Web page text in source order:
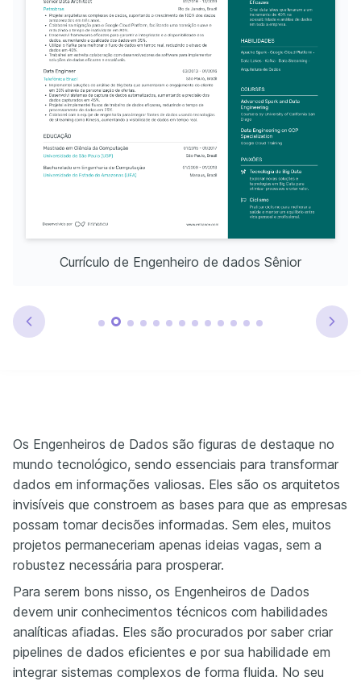
Currículo de Engenheiro de dados Sênior
Os Engenheiros de Dados são figuras de destaque no
mundo tecnológico, sendo essenciais para transformar
dados em informações valiosas. Eles são os arquitetos
invisíveis que constroem as bases para que as empresas
possam tomar decisões informadas. Sem eles, muitos
projetos permaneceriam apenas ideias vagas, sem a
robustez necessária para prosperar.
Para serem bons nisso, os Engenheiros de Dados
devem unir conhecimentos técnicos com habilidades
analíticas afiadas. Eles são procurados por saber criar
pipelines de dados eficientes e por sua habilidade em
integrar sistemas complexos de forma fluida. No seu